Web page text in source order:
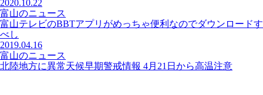
2020.10.22
富山のニュース
富山テレビのBBTアプリがめっちゃ便利なのでダウンロードす
べし
2019.04.16
富山のニュース
北陸地方に異常天候早期警戒情報 4月21日から高温注意